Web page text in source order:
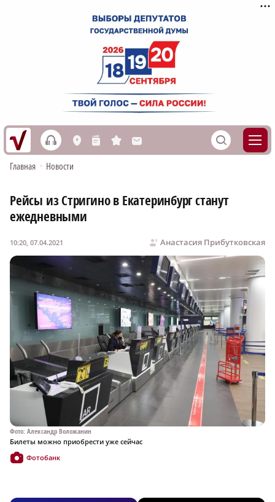
h L n s M S
Главная • Новости
Рейсы из Стригино в Екатеринбург станут
ежедневными
Анастасия Прибутковская
10:20, 07.04.2021
Фото: Александр Воложанин
Билеты можно приобрести уже сейчас
Фотобанк